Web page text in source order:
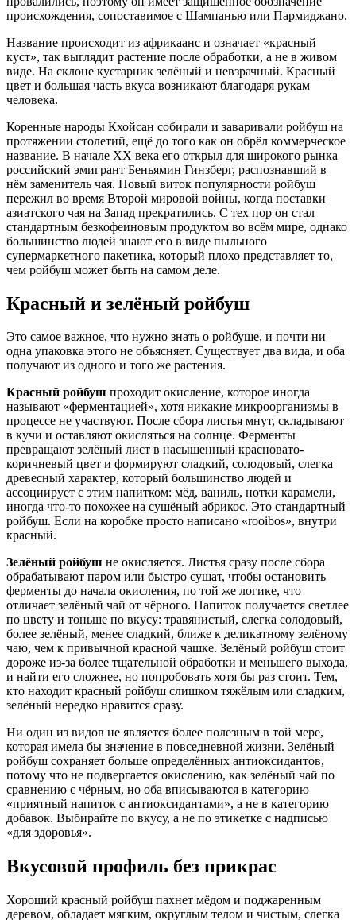
происхождения, сопоставимое с Шампанью или Пармиджано.
Название происходит из африкаанс и означает «красный
куст», так выглядит растение после обработки, а не в живом
виде. На склоне кустарник зелёный и невзрачный. Красный
цвет и большая часть вкуса возникают благодаря рукам
человека.
Коренные народы Кхойсан собирали и заваривали ройбуш на
протяжении столетий, ещё до того как он обрёл коммерческое
название. В начале XX века его открыл для широкого рынка
российский эмигрант Беньямин Гинзберг, распознавший в
нём заменитель чая. Новый виток популярности ройбуш
пережил во время Второй мировой войны, когда поставки
азиатского чая на Запад прекратились. С тех пор он стал
стандартным безкофеиновым продуктом во всём мире, однако
большинство людей знают его в виде пыльного
супермаркетного пакетика, который плохо представляет то,
чем ройбуш может быть на самом деле.
Красный и зелёный ройбуш
Это самое важное, что нужно знать о ройбуше, и почти ни
одна упаковка этого не объясняет. Существует два вида, и оба
получают из одного и того же растения.
Красный ройбуш проходит окисление, которое иногда
называют «ферментацией», хотя никакие микроорганизмы в
процессе не участвуют. После сбора листья мнут, складывают
в кучи и оставляют окисляться на солнце. Ферменты
превращают зелёный лист в насыщенный красновато-
коричневый цвет и формируют сладкий, солодовый, слегка
древесный характер, который большинство людей и
ассоциирует с этим напитком: мёд, ваниль, нотки карамели,
иногда что-то похожее на сушёный абрикос. Это стандартный
ройбуш. Если на коробке просто написано «rooibos», внутри
красный.
Зелёный ройбуш не окисляется. Листья сразу после сбора
обрабатывают паром или быстро сушат, чтобы остановить
ферменты до начала окисления, по той же логике, что
отличает зелёный чай от чёрного. Напиток получается светлее
по цвету и тоньше по вкусу: травянистый, слегка солодовый,
более зелёный, менее сладкий, ближе к деликатному зелёному
чаю, чем к привычной красной чашке. Зелёный ройбуш стоит
дороже из-за более тщательной обработки и меньшего выхода,
и найти его сложнее, но попробовать хотя бы раз стоит. Тем,
кто находит красный ройбуш слишком тяжёлым или сладким,
зелёный нередко нравится сразу.
Ни один из видов не является более полезным в той мере,
которая имела бы значение в повседневной жизни. Зелёный
ройбуш сохраняет больше определённых антиоксидантов,
потому что не подвергается окислению, как зелёный чай по
сравнению с чёрным, но оба вписываются в категорию
«приятный напиток с антиоксидантами», а не в категорию
добавок. Выбирайте по вкусу, а не по этикетке с надписью
«для здоровья».
Вкусовой профиль без прикрас
Хороший красный ройбуш пахнет мёдом и поджаренным
деревом, обладает мягким, округлым телом и чистым, слегка